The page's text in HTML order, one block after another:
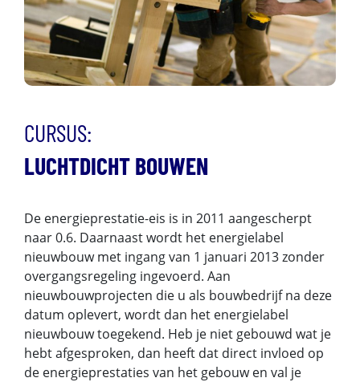
CURSUS:
LUCHTDICHT BOUWEN
De energieprestatie-eis is in 2011 aangescherpt
naar 0.6. Daarnaast wordt het energielabel
nieuwbouw met ingang van 1 januari 2013 zonder
overgangsregeling ingevoerd. Aan
nieuwbouwprojecten die u als bouwbedrijf na deze
datum oplevert, wordt dan het energielabel
nieuwbouw toegekend. Heb je niet gebouwd wat je
hebt afgesproken, dan heeft dat direct invloed op
de energieprestaties van het gebouw en val je